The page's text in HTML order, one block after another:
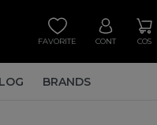
FAVORITE CONT COS
BRANDS